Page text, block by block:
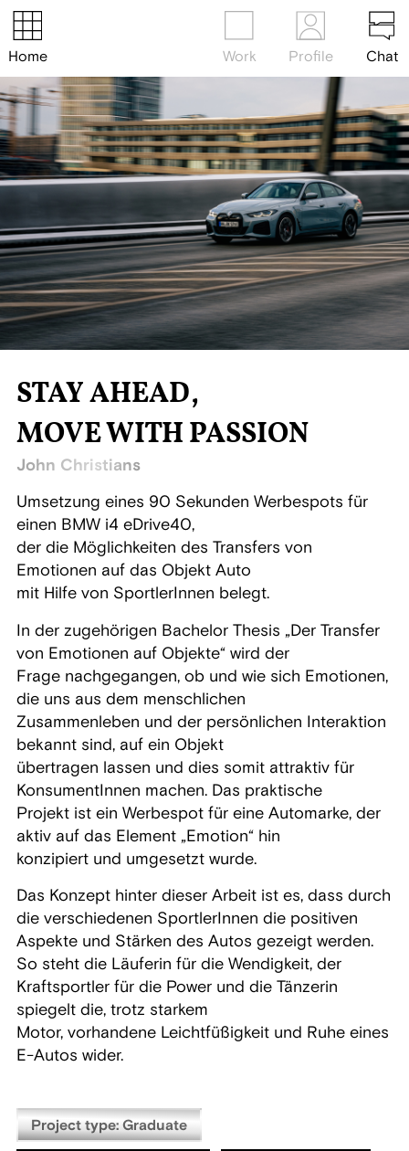
Home Work Profile Chat
STAY AHEAD,
MOVE WITH PASSION
John Christians
Umsetzung eines 90 Sekunden Werbespots für
einen BMW i4 eDrive40,
der die Möglichkeiten des Transfers von
Emotionen auf das Objekt Auto
mit Hilfe von SportlerInnen belegt.
In der zugehörigen Bachelor Thesis „Der Transfer
von Emotionen auf Objekte“ wird der
Frage nachgegangen, ob und wie sich Emotionen,
die uns aus dem menschlichen
Zusammenleben und der persönlichen Interaktion
bekannt sind, auf ein Objekt
übertragen lassen und dies somit attraktiv für
KonsumentInnen machen. Das praktische
Projekt ist ein Werbespot für eine Automarke, der
aktiv auf das Element „Emotion“ hin
konzipiert und umgesetzt wurde.
Das Konzept hinter dieser Arbeit ist es, dass durch
die verschiedenen SportlerInnen die positiven
Aspekte und Stärken des Autos gezeigt werden.
So steht die Läuferin für die Wendigkeit, der
Kraftsportler für die Power und die Tänzerin
spiegelt die, trotz starkem
Motor, vorhandene Leichtfüßigkeit und Ruhe eines
E-Autos wider.
Project type: Graduate